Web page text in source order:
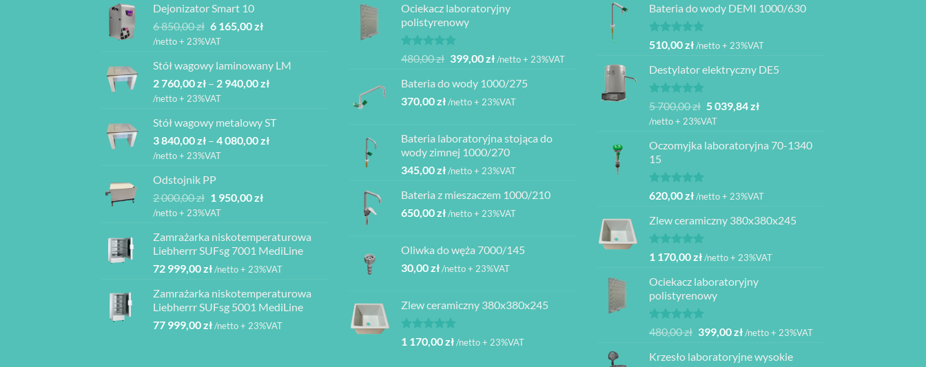
Dejonizator Smart 10
6 850,00zł Pierwotna
cena
6
850,00 zł.
6 165,00złAktualna
6
165,00 zł.
/netto + 23%VAT
Stół wagowy laminowany LM
2 760,00zł – 2 940,00złZakres
2
760,00 zł
/netto + 23%VAT
Stół wagowy metalowy ST
3 840,00zł – 4 080,00złZakres
080,00 zł
/netto + 23%VAT
Odstojnik PP
2 000,00zł Pierwotna
cena
2
000,00 zł.
1 950,00złAktualna
1
950,00 zł.
/netto + 23%VAT
Zamrażarka niskotemperaturowa
Liebherrr SUFsg 7001 MediLine
72 999,00zł/netto + 23%VAT
Zamrażarka niskotemperaturowa
Liebherrr SUFsg 5001 MediLine
77 999,00zł/netto + 23%VAT
Ociekacz laboratoryjny
polistyrenowy
Oceniono
na 5
480,00zł Pierwotna
wynosiła:
480,00 zł.
399,00złAktualna
wynosi:
399,00 zł.
/netto + 23%VAT
Bateria do wody 1000/275
370,00zł/netto + 23%VAT
Bateria laboratoryjna stojąca do
wody zimnej 1000/270
345,00zł/netto + 23%VAT
Bateria z mieszaczem 1000/210
650,00zł/netto + 23%VAT
Oliwka do węża 7000/145
30,00zł/netto + 23%VAT
Zlew ceramiczny 380x380x245
Oceniono
na 5
1 170,00zł/netto + 23%VAT
Bateria do wody DEMI 1000/630
Oceniono
na 5
510,00zł/netto + 23%VAT
Destylator elektryczny DE5
Oceniono
na 5
5 700,00zł Pierwotna
cena
5
5 039,84złAktualna
5
/netto + 23%VAT
Oczomyjka laboratoryjna 70-1340
15
Oceniono
na 5
620,00zł/netto + 23%VAT
Zlew ceramiczny 380x380x245
Oceniono
na 5
1 170,00zł/netto + 23%VAT
Ociekacz laboratoryjny
polistyrenowy
Oceniono
na 5
480,00zł Pierwotna
wynosiła:
399,00złAktualna
wynosi:
/netto + 23%VAT
Krzesło laboratoryjne wysokie